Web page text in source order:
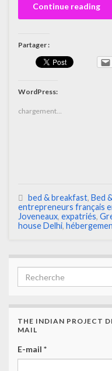
Continue reading
Partager :
WordPress:
chargement…
bed & breakfast, Bed
entrepreneurs français
Joveneaux, expatriés,
house Delhi,
THE INDIAN PROJECT
MAIL
E-mail *